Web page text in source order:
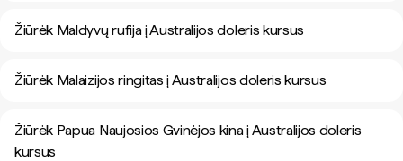
Žiūrėk Maldyvų rufija į Australijos doleris kursus
Žiūrėk Malaizijos ringitas į Australijos doleris kursus
Žiūrėk Papua Naujosios Gvinėjos kina į Australijos doleris
kursus